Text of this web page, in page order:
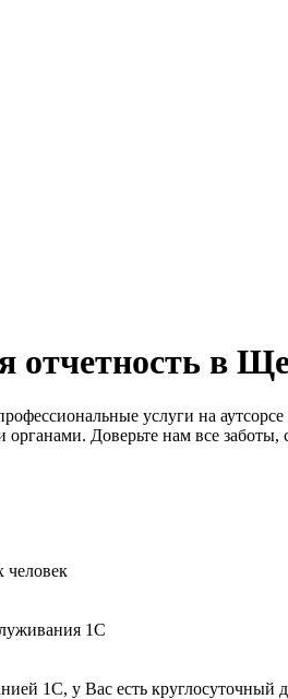
отчетность в
услуги на
Доверьте нам все заботы,
человек
1С
1С, у Вас есть круглосуточный